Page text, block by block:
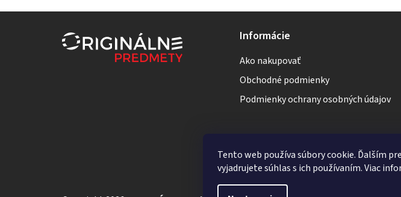
Tento web používa súbory cookie. Ďalším
vyjadrujete súhlas s ich používaním. Viac
Informácie
Ako nakupovať
Obchodné podmienky
Podmienky ochrany osobných údajov